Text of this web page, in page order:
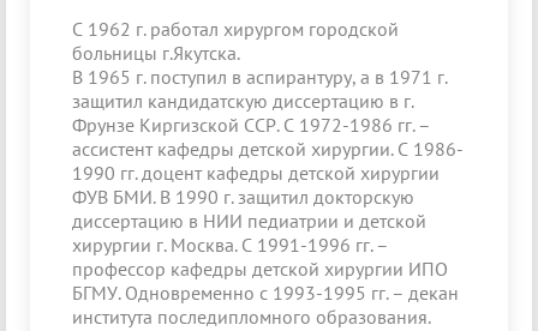
С 1962 г. работал хирургом городской
больницы г.Якутска.
В 1965 г. поступил в аспирантуру, а в 1971 г.
защитил кандидатскую диссертацию в г.
Фрунзе Киргизской ССР. С 1972-1986 гг. –
ассистент кафедры детской хирургии. С 1986-
1990 гг. доцент кафедры детской хирургии
ФУВ БМИ. В 1990 г. защитил докторскую
диссертацию в НИИ педиатрии и детской
хирургии г. Москва. С 1991-1996 гг. –
профессор кафедры детской хирургии ИПО
БГМУ. Одновременно с 1993-1995 гг. – декан
института последипломного образования.